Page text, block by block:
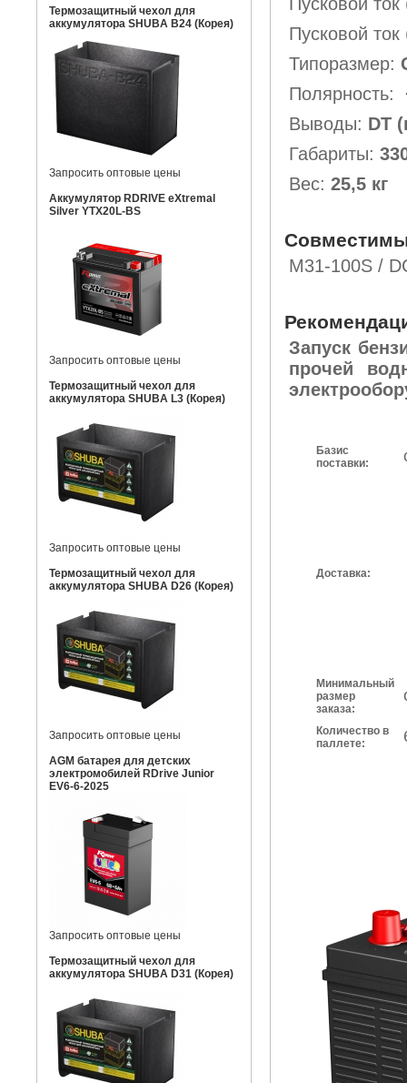
Термозащитный чехол для
аккумулятора SHUBA B24 (Корея)
Запросить оптовые цены
Аккумулятор RDRIVE eXtremal
Silver YTX20L-BS
Запросить оптовые цены
Термозащитный чехол для
аккумулятора SHUBA L3 (Корея)
Запросить оптовые цены
Термозащитный чехол для
аккумулятора SHUBA D26 (Корея)
Запросить оптовые цены
AGM батарея для детских
электромобилей RDrive Junior
EV6-6-2025
Запросить оптовые цены
Термозащитный чехол для
аккумулятора SHUBA D31 (Корея)
Пусковой ток
Типоразмер:
Полярность:
Выводы: DT
Габариты:
Вес: 25,5 кг
M31-100S /
Запуск
прочей
Базис
поставки:
Доставка:
Минимальный
размер
заказа:
Количество в
паллете: